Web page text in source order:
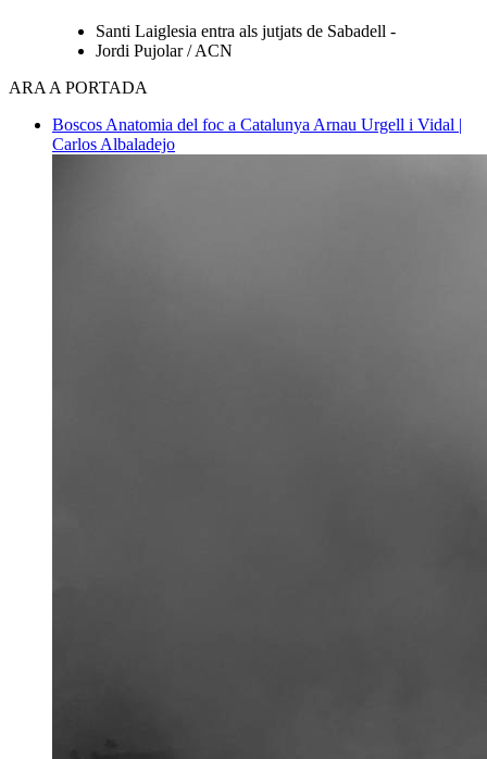
Santi Laiglesia entra als jutjats de Sabadell -
Jordi Pujolar / ACN
ARA A PORTADA
Boscos Anatomia del foc a Catalunya Arnau Urgell i Vidal |
Carlos Albaladejo